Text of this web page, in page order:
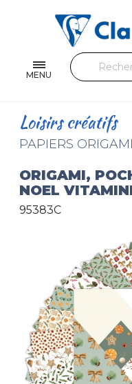
MENU
Feuilles & Copies
Beaux-arts & Dessin
Loisirs créatifs
Cuir & trousses
Toutes les collections
Loisirs créatifs
PAPIERS
ORIGAMI,
NOEL
95383C